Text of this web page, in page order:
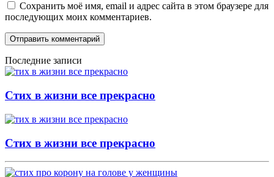
Сохранить моё имя, email и адрес сайта в этом браузере для
последующих моих комментариев.
Отправить комментарий
Последние записи
Стих в жизни все прекрасно
Стих в жизни все прекрасно